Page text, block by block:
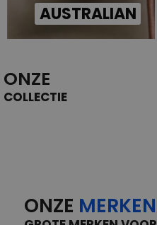
AUSTRALIAN
ONZE
COLLECTIE
ONZE MERKEN